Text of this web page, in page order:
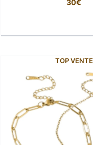
30€
TOP VENTE